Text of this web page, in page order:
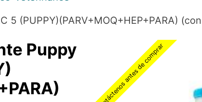
5 (PUPPY)(PARV+MOQ+HEP+PARA)
Contáctenos antes de comprar
Puppy